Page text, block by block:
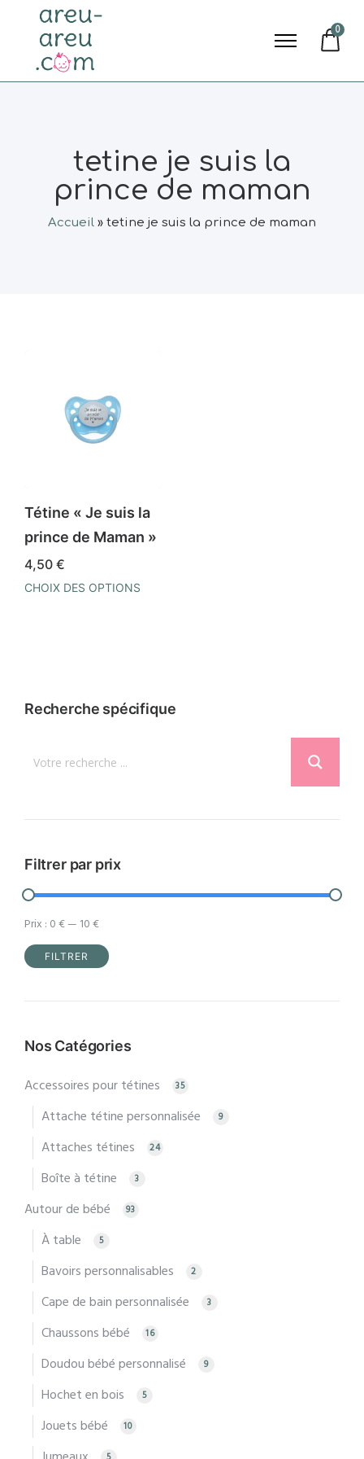
0
tetine je suis la
prince de maman
Accueil » tetine je suis la prince de maman
Tétine « Je suis la
prince de Maman »
4,50 €
CHOIX DES OPTIONS
variations.
peuvent
la
du
produit
Recherche spécifique
Filtrer par prix
min
max
FILTRER
Prix : 0 €— 10 €
Nos Catégories
Accessoires pour tétines 35
Attache tétine personnalisée 9
Attaches tétines 24
Boîte à tétine 3
Autour de bébé 93
À table 5
Bavoirs personnalisables 2
Cape de bain personnalisée 3
Chaussons bébé 16
Doudou bébé personnalisé 9
Hochet en bois 5
Jouets bébé 10